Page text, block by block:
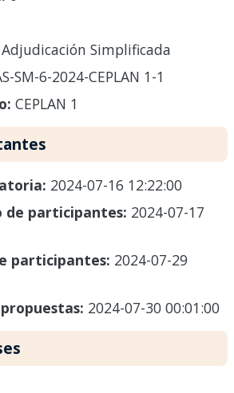
Adjudicación Simplificada
SM-6-2024-CEPLAN 1-1
CEPLAN 1
2024-07-16 12:22:00
de participantes: 2024-07-17
participantes: 2024-07-29
2024-07-30 00:01:00